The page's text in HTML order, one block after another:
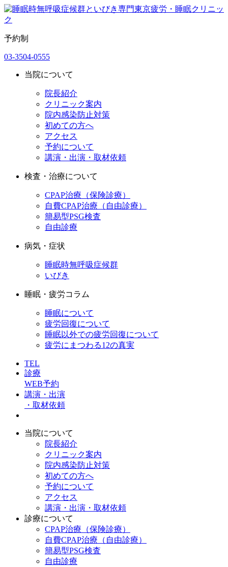
予約制
03-3504-0555
当院について
院長紹介
クリニック案内
院内感染防止対策
初めての方へ
アクセス
予約について
講演・出演・取材依頼
検査・治療について
CPAP治療（保険診療）
自費CPAP治療（自由診療）
簡易型PSG検査
自由診療
病気・症状
睡眠時無呼吸症候群
いびき
睡眠・疲労コラム
睡眠について
疲労回復について
睡眠以外での疲労回復について
疲労にまつわる12の真実
TEL
診療
WEB予約
講演・出演
・取材依頼
当院について
院長紹介
クリニック案内
院内感染防止対策
初めての方へ
予約について
アクセス
講演・出演・取材依頼
診療について
CPAP治療（保険診療）
自費CPAP治療（自由診療）
簡易型PSG検査
自由診療